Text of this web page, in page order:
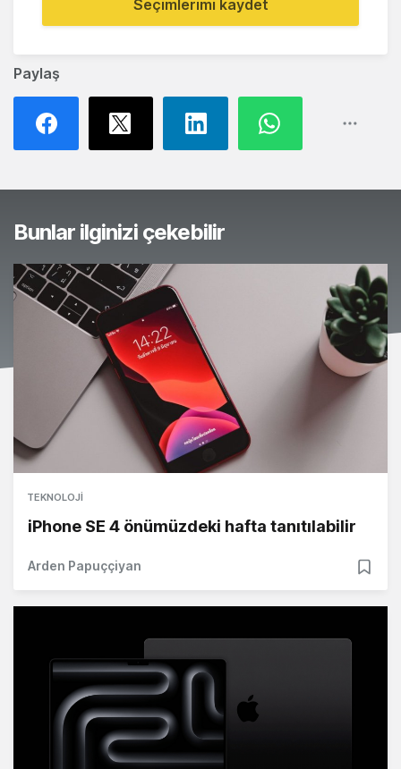
Paylaş
Seçimlerimi kaydet
Bunlar ilginizi çekebilir
TEKNOLOJI
iPhone SE 4 önümüzdeki hafta tanıtılabilir
Arden Papuççiyan